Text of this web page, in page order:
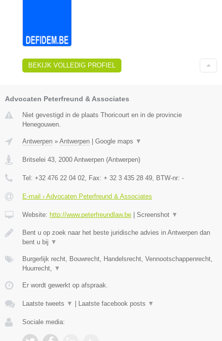
BEKIJK VOLLEDIG PROFIEL
Advocaten Peterfreund & Associates
Niet gevestigd in de plaats Thoricourt en in de provincie
Henegouwen.
Antwerpen » Antwerpen Google maps ▼
Britselei 43 2000 Antwerpen (Antwerpen)
Tel: +32 476 22 04 02 , Fax: + 32 3 435 28 49 , BTW-nr: -
E-mail › Advocaten Peterfreund & Associates
Website: http://www.peterfreundlaw.be Screenshot ▼
Bent u op zoek naar het beste juridische advies in Antwerpen dan
bent u bij ▼
Burgerlijk recht, Bouwrecht, Handelsrecht, Vennootschappenrecht,
Huurrecht,
▼
Er wordt gewerkt op afspraak.
Laatste tweets ▼ Laatste facebook posts ▼
Sociale media: